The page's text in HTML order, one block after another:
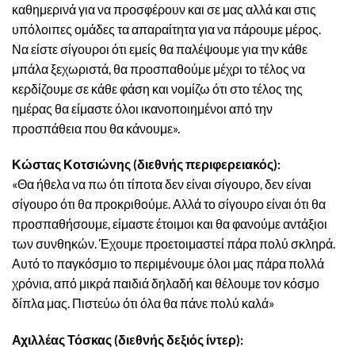
καθημερινά για να προσφέρουν και σε μας αλλά και στις
υπόλοιπες ομάδες τα απαραίτητα για να πάρουμε μέρος.
Να είστε σίγουροι ότι εμείς θα παλέψουμε για την κάθε
μπάλα ξεχωριστά, θα προσπαθούμε μέχρι το τέλος να
κερδίζουμε σε κάθε φάση και νομίζω ότι στο τέλος της
ημέρας θα είμαστε όλοι ικανοποιημένοι από την
προσπάθεια που θα κάνουμε».
Κώστας Κοτσιώνης (διεθνής περιφερειακός):
«Θα ήθελα να πω ότι τίποτα δεν είναι σίγουρο, δεν είναι
σίγουρο ότι θα προκριθούμε. Αλλά το σίγουρο είναι ότι θα
προσπαθήσουμε, είμαστε έτοιμοι και θα φανούμε αντάξιοι
των συνθηκών. Έχουμε προετοιμαστεί πάρα πολύ σκληρά.
Αυτό το παγκόσμιο το περιμένουμε όλοι μας πάρα πολλά
χρόνια, από μικρά παιδιά δηλαδή και θέλουμε τον κόσμο
δίπλα μας. Πιστεύω ότι όλα θα πάνε πολύ καλά»
Αχιλλέας Τόσκας (διεθνής δεξιός ίντερ):